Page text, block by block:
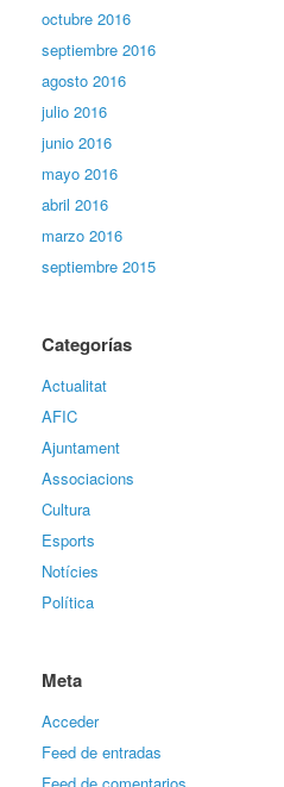
octubre 2016
septiembre 2016
agosto 2016
julio 2016
junio 2016
mayo 2016
abril 2016
marzo 2016
septiembre 2015
Categorías
Actualitat
AFIC
Ajuntament
Associacions
Cultura
Esports
Notícies
Política
Meta
Acceder
Feed de entradas